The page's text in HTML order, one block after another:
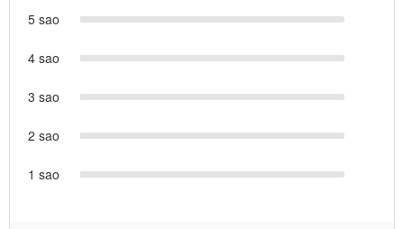
5 sao
4 sao
3 sao
2 sao
1 sao